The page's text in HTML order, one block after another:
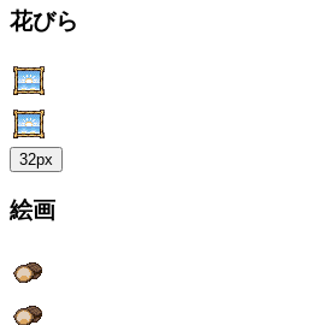
花びら
32px
絵画